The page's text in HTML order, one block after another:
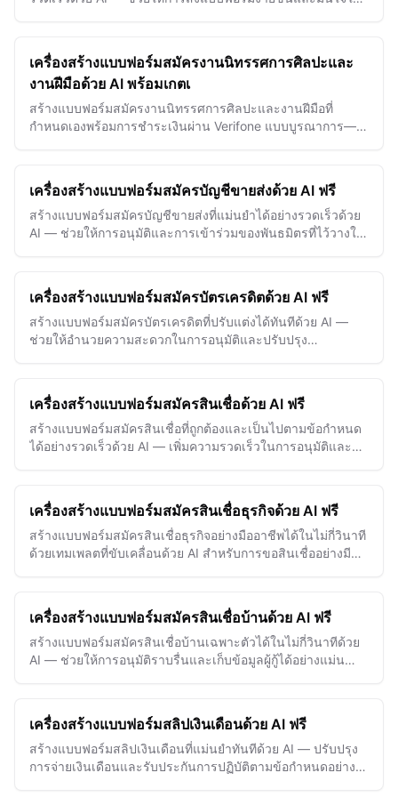
เครื่องสร้างแบบฟอร์มสมัครงานนิทรรศการศิลปะและ
งานฝีมือด้วย AI พร้อมเกตเ
สร้างแบบฟอร์มสมัครงานนิทรรศการศิลปะและงานฝีมือที่
กำหนดเองพร้อมการชำระเงินผ่าน Verifone แบบบูรณาการ—
เครื่องสร้างแบบฟอร์มสมัครบัญชีขายส่งด้วย AI ฟรี
สร้างแบบฟอร์มสมัครบัญชีขายส่งที่แม่นยำได้อย่างรวดเร็วด้วย
AI — ช่วยให้การอนุมัติและการเข้าร่วมของพันธมิตรที่ไว้วางใจ
เครื่องสร้างแบบฟอร์มสมัครบัตรเครดิตด้วย AI ฟรี
สร้างแบบฟอร์มสมัครบัตรเครดิตที่ปรับแต่งได้ทันทีด้วย AI —
ช่วยให้อำนวยความสะดวกในการอนุมัติและปรับปรุง
เครื่องสร้างแบบฟอร์มสมัครสินเชื่อด้วย AI ฟรี
สร้างแบบฟอร์มสมัครสินเชื่อที่ถูกต้องและเป็นไปตามข้อกำหนด
ได้อย่างรวดเร็วด้วย AI — เพิ่มความรวดเร็วในการอนุมัติและลด
เครื่องสร้างแบบฟอร์มสมัครสินเชื่อธุรกิจด้วย AI ฟรี
สร้างแบบฟอร์มสมัครสินเชื่อธุรกิจอย่างมืออาชีพได้ในไม่กี่วินาที
ด้วยเทมเพลตที่ขับเคลื่อนด้วย AI สำหรับการขอสินเชื่ออย่างมี
เครื่องสร้างแบบฟอร์มสมัครสินเชื่อบ้านด้วย AI ฟรี
สร้างแบบฟอร์มสมัครสินเชื่อบ้านเฉพาะตัวได้ในไม่กี่วินาทีด้วย
AI — ช่วยให้การอนุมัติราบรื่นและเก็บข้อมูลผู้กู้ได้อย่างแม่นยำ
เครื่องสร้างแบบฟอร์มสลิปเงินเดือนด้วย AI ฟรี
สร้างแบบฟอร์มสลิปเงินเดือนที่แม่นยำทันทีด้วย AI — ปรับปรุง
การจ่ายเงินเดือนและรับประกันการปฏิบัติตามข้อกำหนดอย่าง